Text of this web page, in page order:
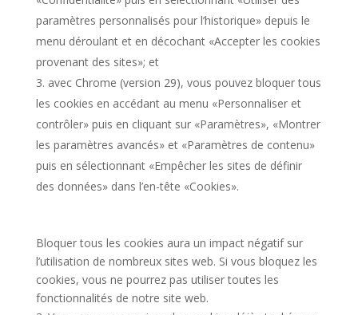
paramètres personnalisés pour l’historique» depuis le
menu déroulant et en décochant «Accepter les cookies
provenant des sites»; et
avec Chrome (version 29), vous pouvez bloquer tous
les cookies en accédant au menu «Personnaliser et
contrôler» puis en cliquant sur «Paramètres», «Montrer
les paramètres avancés» et «Paramètres de contenu»
puis en sélectionnant «Empêcher les sites de définir
des données» dans l’en-tête «Cookies».
Bloquer tous les cookies aura un impact négatif sur
l’utilisation de nombreux sites web. Si vous bloquez les
cookies, vous ne pourrez pas utiliser toutes les
fonctionnalités de notre site web.